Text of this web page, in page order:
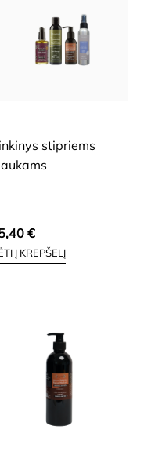
stipriems
€
Į KREPŠELĮ